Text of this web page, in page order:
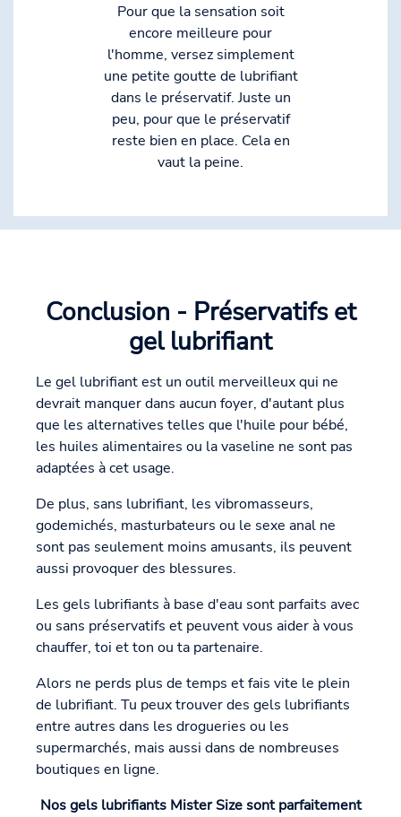
Pour que la sensation soit
encore meilleure pour
l'homme, versez simplement
une petite goutte de lubrifiant
dans le préservatif. Juste un
peu, pour que le préservatif
reste bien en place. Cela en
vaut la peine.
Conclusion - Préservatifs et
gel lubrifiant
Le gel lubrifiant est un outil merveilleux qui ne
devrait manquer dans aucun foyer, d'autant plus
que les alternatives telles que l'huile pour bébé,
les huiles alimentaires ou la vaseline ne sont pas
adaptées à cet usage.
De plus, sans lubrifiant, les vibromasseurs,
godemichés, masturbateurs ou le sexe anal ne
sont pas seulement moins amusants, ils peuvent
aussi provoquer des blessures.
Les gels lubrifiants à base d'eau sont parfaits avec
ou sans préservatifs et peuvent vous aider à vous
chauffer, toi et ton ou ta partenaire.
Alors ne perds plus de temps et fais vite le plein
de lubrifiant. Tu peux trouver des gels lubrifiants
entre autres dans les drogueries ou les
supermarchés, mais aussi dans de nombreuses
boutiques en ligne.
Nos gels lubrifiants Mister Size sont parfaitement